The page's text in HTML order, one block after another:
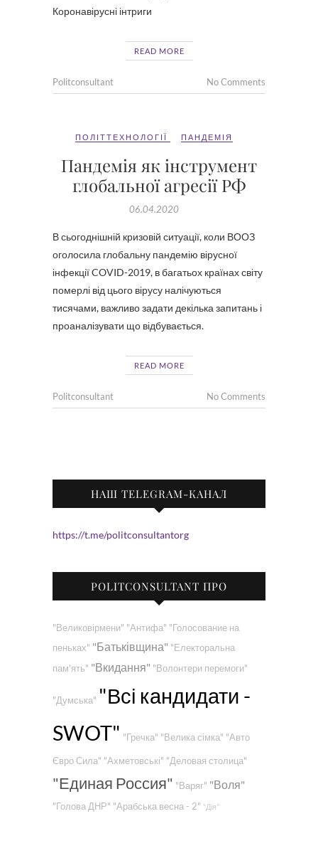
Коронавірусні інтриги
READ MORE
Politconsultant No Comments
ПОЛІТТЕХНОЛОГІЇ ПАНДЕМІЯ
Пандемія як інструмент
глобальної агресії РФ
06.04.2020
В сьогоднішній кризовій ситуації, коли ВООЗ
оголосила глобальну пандемію вірусної
інфекції COVID-2019, в багатьох країнах світу
померлі від цього вірусу налічуються
тисячами, важливо задати декілька запитань і
проаналізувати що відбувається.
READ MORE
Politconsultant No Comments
НАШ TELEGRAM-КАНАЛ
https://t.me/politconsultantorg
POLITCONSULTANT ПРО
"Великовірмени" "Антифа" "Голосование на
пеньках" "Батьківщина" "Електоральна
пам'ять" "Вкидання" "Волонтери перемоги"
"Думська" "Всі кандидати -
SWOT" "Гречка" "Велика сімка" "Авто
Євро Сила" "Ахметовські" "Деловая столица"
"Единая Россия" "Варяг" "Воля"
"Голова ДНР" "Арабська весна - 2" "Дія"